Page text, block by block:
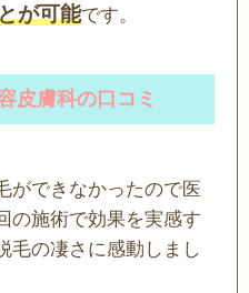
が可能です。
皮膚科の口コミ
ができなかったので医
の施術で効果を実感す
毛の凄さに感動しまし